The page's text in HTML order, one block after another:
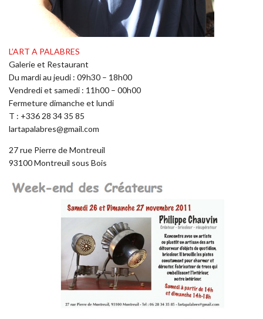
L’ART A PALABRES
Galerie et Restaurant
Du mardi au jeudi : 09h30 – 18h00
Vendredi et samedi : 11h00 – 00h00
Fermeture dimanche et lundi
T : +336 28 34 35 85
lartapalabres@gmail.com
27 rue Pierre de Montreuil
93100 Montreuil sous Bois